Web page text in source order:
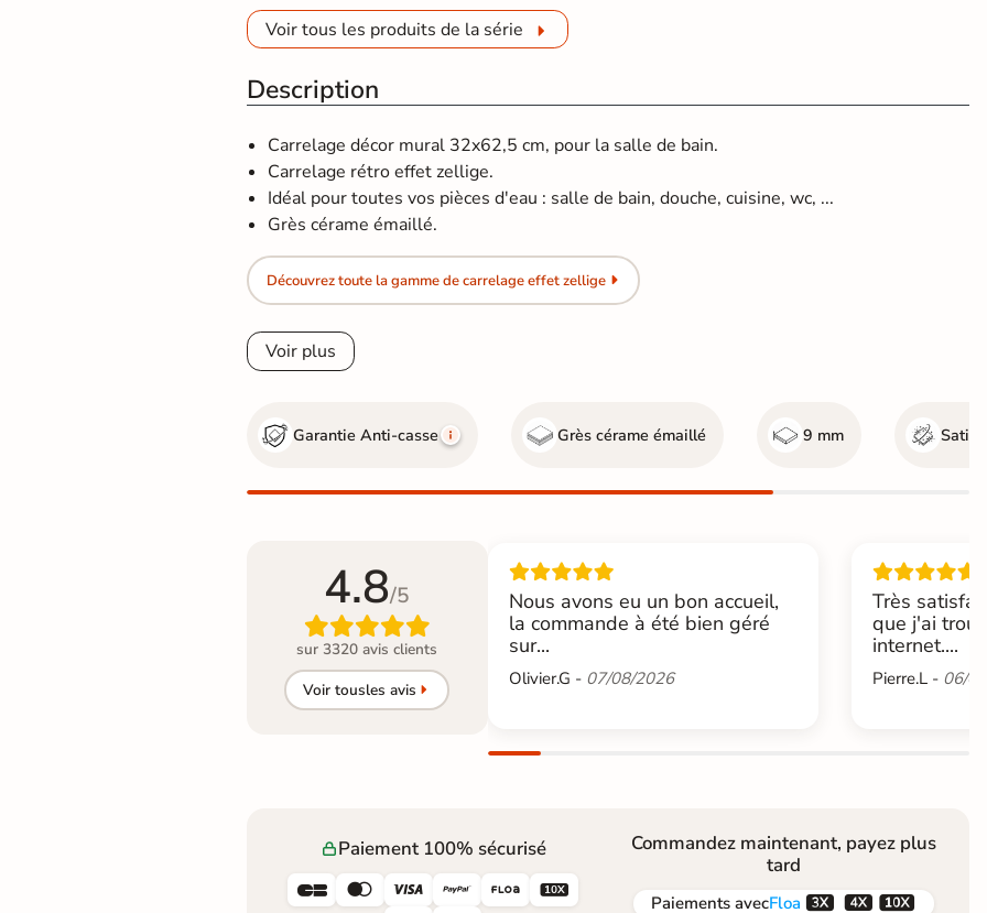
Voir tous les produits de la série
Description
Carrelage décor mural 32x62,5 cm, pour la salle de bain.
Carrelage rétro effet zellige.
Idéal pour toutes vos pièces d'eau : salle de bain, douche, cuisine, wc, ...
Grès cérame émaillé.
Découvrez toute la gamme de carrelage effet zellige
Voir plus
Garantie Anti-casse Grès cérame émaillé 9 mm
4.8/5

sur 3320 avis clients
Voir tousles avis
Nous avons eu un bon accueil,
la commande à été bien géré
sur...
Olivier.G - 07/08/2026
Très
que j'ai
internet....
Pierre.L - 06/
Paiement 100% sécurisé
     
Commandez maintenant, payez plus
tard
PaiementsavecFloa  